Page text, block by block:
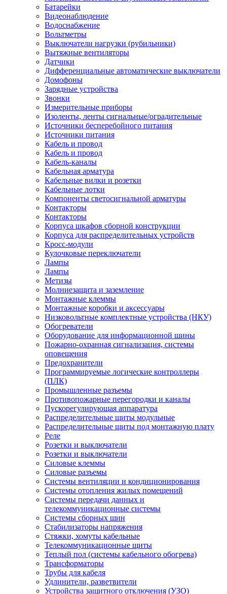
Батарейки
Видеонаблюдение
Водоснабжение
Вольтметры
Выключатели нагрузки (рубильники)
Вытяжные вентиляторы
Датчики
Дифференциальные автоматические выключатели
Домофоны
Зарядные устройства
Звонки
Измерительные приборы
Изоленты, ленты сигнальные/оградительные
Источники бесперебойного питания
Источники питания
Кабель и провод
Кабель и провод
Кабель-каналы
Кабельная арматура
Кабельные вилки и розетки
Кабельные лотки
Компоненты светосигнальной арматуры
Контакторы
Контакторы
Корпуса шкафов сборной конструкции
Корпуса для распределительных устройств
Кросс-модули
Кулочковые переключатели
Лампы
Лампы
Метизы
Молниезащита и заземление
Монтажные клеммы
Монтажные коробки и аксессуары
Низковольтные комплектные устройства (НКУ)
Обогреватели
Оборудование для информационной шины
Пожарно-охранная сигнализация, системы
оповещения
Предохранители
Программируемые логические контроллеры
(ПЛК)
Промышленные разъемы
Противопожарные перегородки и каналы
Пускорегулирующая аппаратура
Распределительные щиты модульные
Распределительные щиты под монтажную плату
Реле
Розетки и выключатели
Розетки и выключатели
Силовые клеммы
Силовые разъемы
Системы вентиляции и кондиционирования
Системы отопления жилых помещений
Системы передачи данных и
телекоммуникационные системы
Системы сборных шин
Стабилизаторы напряжения
Стяжки, хомуты кабельные
Телекоммуникационные щиты
Теплый пол (системы кабельного обогрева)
Трансформаторы
Трубы для кабеля
Удлинители, разветвители
Устройства защитного отключения (УЗО)